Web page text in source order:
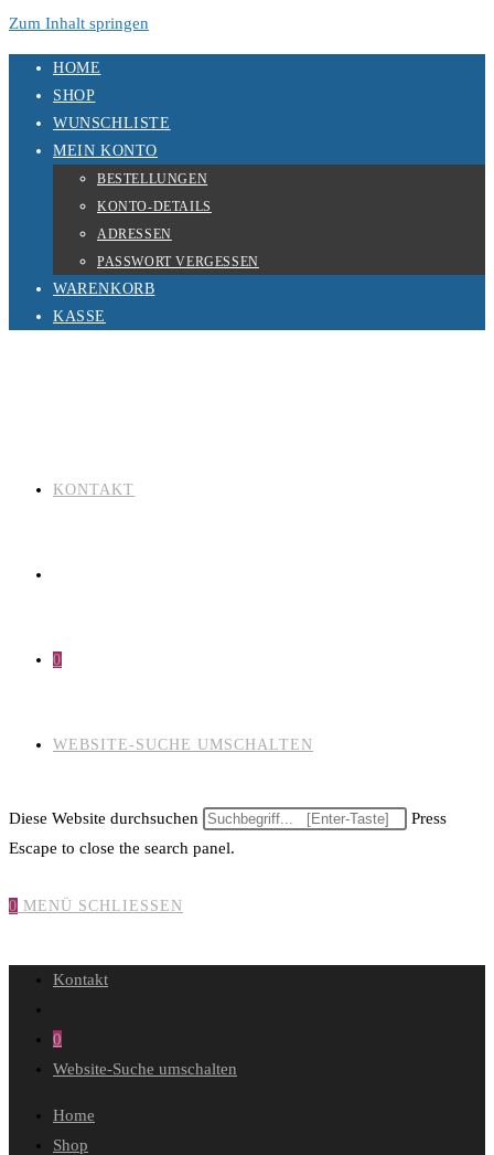
Zum Inhalt springen
HOME
SHOP
WUNSCHLISTE
MEIN KONTO
BESTELLUNGEN
KONTO-DETAILS
ADRESSEN
PASSWORT VERGESSEN
WARENKORB
KASSE
KONTAKT
0
WEBSITE-SUCHE UMSCHALTEN
Diese Website durchsuchen
Press
Escape to close the search panel.
0 MENÜ SCHLIESSEN
Kontakt
0
Website-Suche umschalten
Home
Shop